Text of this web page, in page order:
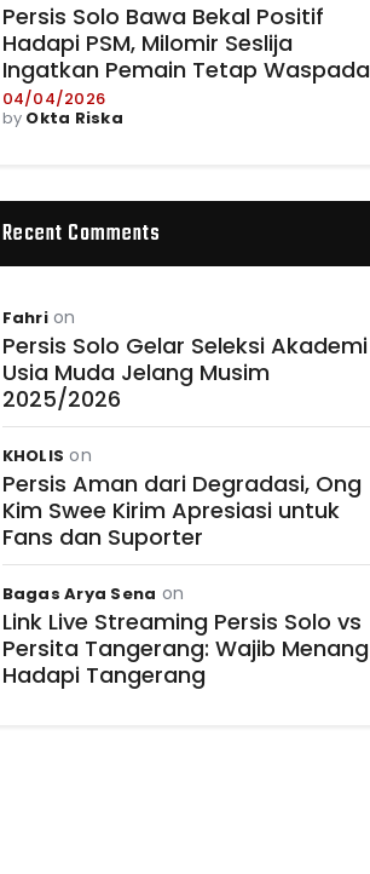
Persis Solo Bawa Bekal Positif
Hadapi PSM, Milomir Seslija
Ingatkan Pemain Tetap Waspada
04/04/2026
by Okta Riska
Recent Comments
Fahrion
Persis Solo Gelar Seleksi Akademi
Usia Muda Jelang Musim
2025/2026
KHOLIS on
Persis Aman dari Degradasi, Ong
Kim Swee Kirim Apresiasi untuk
Fans dan Suporter
Bagas Arya Sena on
Link Live Streaming Persis Solo vs
Persita Tangerang: Wajib Menang
Hadapi Tangerang